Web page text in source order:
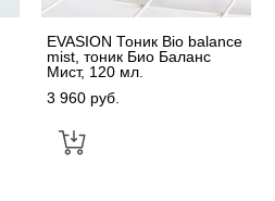
EVASION Тоник Bio balance
mist, тоник Био Баланс
Мист, 120 мл.
3 960 pуб.